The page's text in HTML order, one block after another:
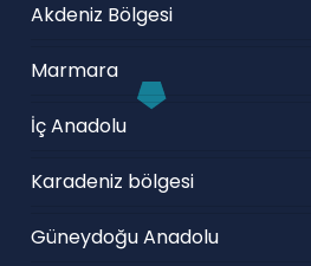
Akdeniz Bölgesi
Marmara
İç Anadolu
Karadeniz bölgesi
Güneydoğu Anadolu